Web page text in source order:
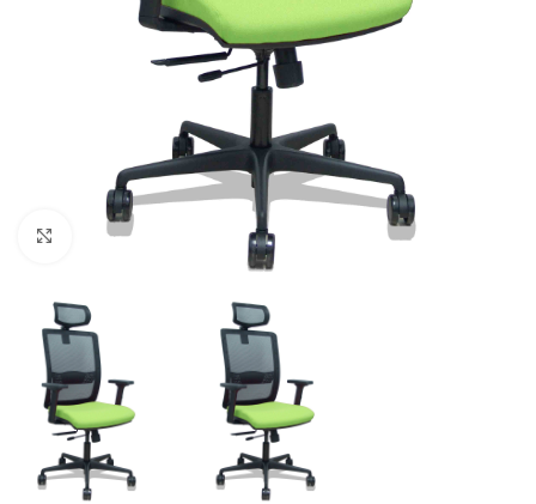
Click to enlarge